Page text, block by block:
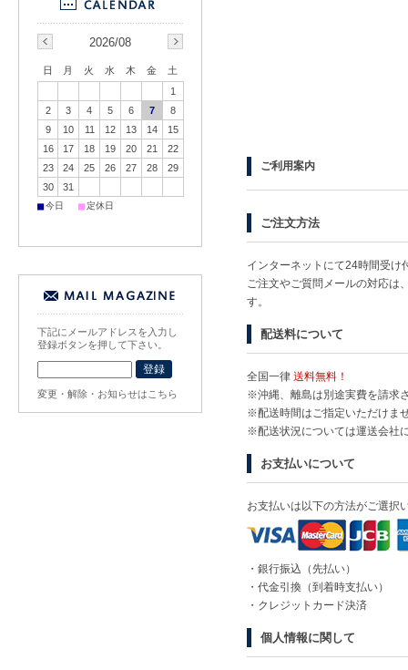
ご利用案内
ご注文方法
インターネットにて24時間受け
ご注文やご質問メールの対応は
す。
配送料について
全国一律 送料無料！
※沖縄、離島は別途実費を請求
※配送時間はご指定いただけま
※配送状況については運送会社
お支払いについて
お支払いは以下の方法がご選択
・銀行振込（先払い）
・代金引換（到着時支払い）
・クレジットカード決済
個人情報に関して
2026/08
日 月 火 水 木 金
土
1
2
3 4 5 6 7
8
9
10 11 12 13 14
15
16
17 18 19 20 21
22
23
24 25 26 27 28
29
30
31
■今日 ■定休日
下記にメールアドレスを入力し
登録ボタンを押して下さい。
変更・解除・お知らせはこちら